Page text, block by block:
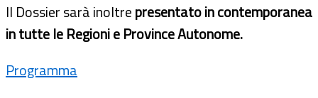
Il Dossier sarà inoltrepresentato in contemporanea
in tutte le Regioni e Province Autonome.
Programma